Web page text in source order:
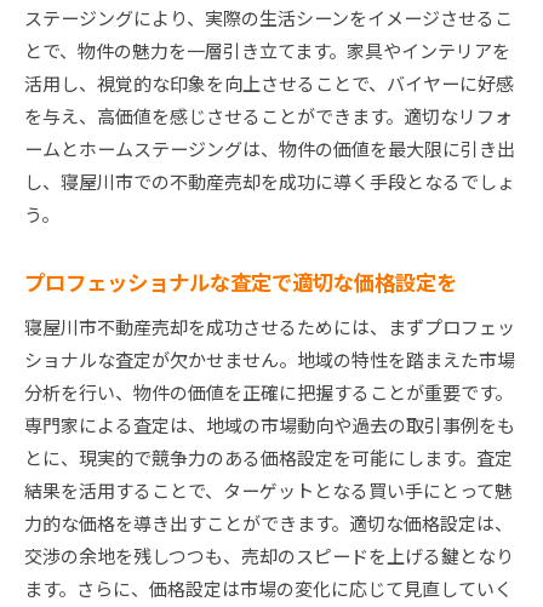
ステージングにより、実際の生活シーンをイメージさせるこ
とで、物件の魅力を一層引き立てます。家具やインテリアを
活用し、視覚的な印象を向上させることで、バイヤーに好感
を与え、高価値を感じさせることができます。適切なリフォ
ームとホームステージングは、物件の価値を最大限に引き出
し、寝屋川市での不動産売却を成功に導く手段となるでしょ
う。
プロフェッショナルな査定で適切な価格設定を
寝屋川市不動産売却を成功させるためには、まずプロフェッ
ショナルな査定が欠かせません。地域の特性を踏まえた市場
分析を行い、物件の価値を正確に把握することが重要です。
専門家による査定は、地域の市場動向や過去の取引事例をも
とに、現実的で競争力のある価格設定を可能にします。査定
結果を活用することで、ターゲットとなる買い手にとって魅
力的な価格を導き出すことができます。適切な価格設定は、
交渉の余地を残しつつも、売却のスピードを上げる鍵となり
ます。さらに、価格設定は市場の変化に応じて見直していく